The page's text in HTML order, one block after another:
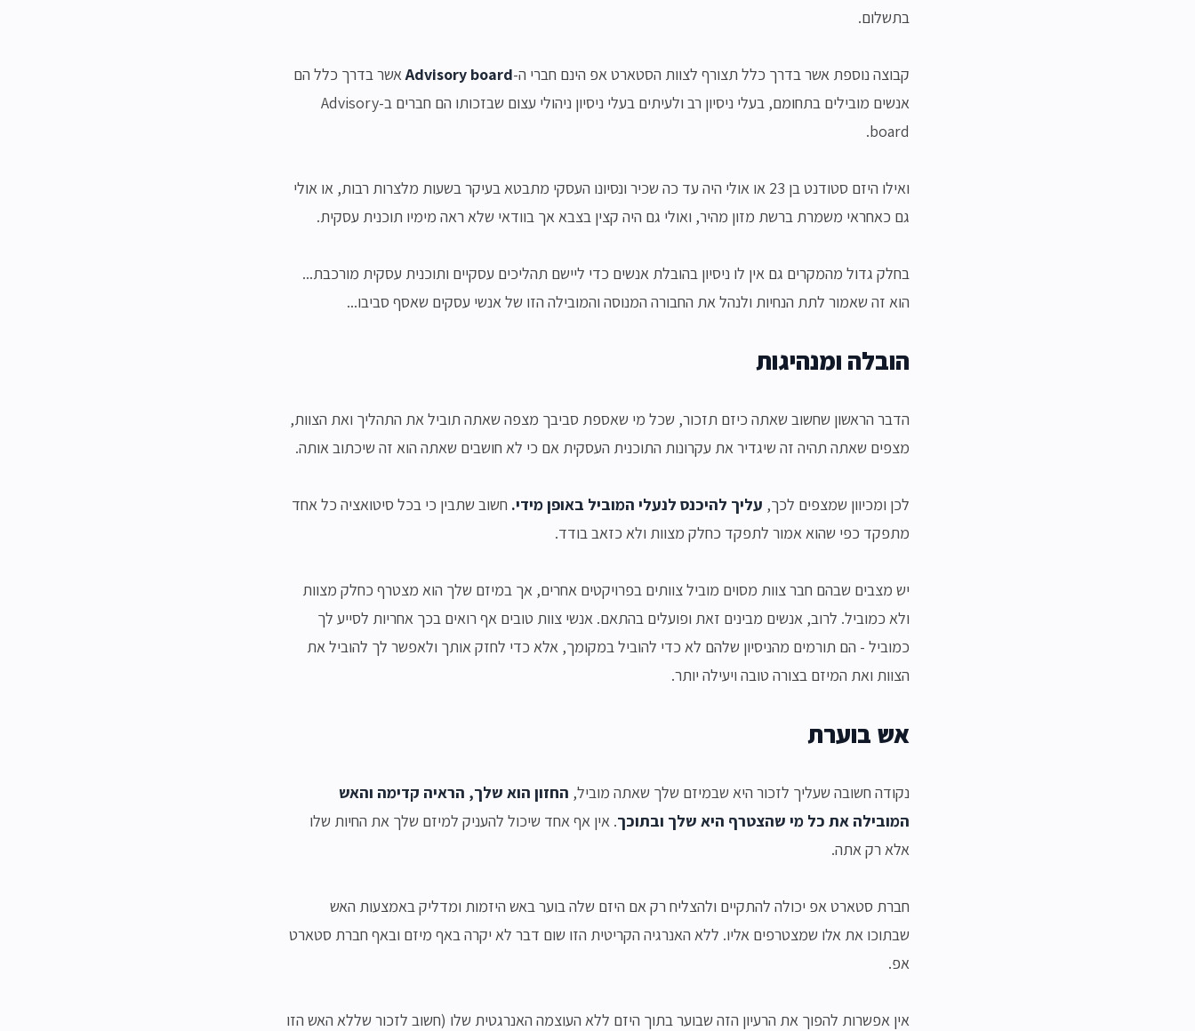
בתשלום.
קבוצה נוספת אשר בדרך כלל תצורף לצוות הסטארט אפ הינם חברי ה-Advisory board אשר בדרך כלל הם
אנשים מובילים בתחומם, בעלי ניסיון רב ולעיתים בעלי ניסיון ניהולי עצום שבזכותו הם חברים ב-Advisory
board.
ואילו היזם סטודנט בן 23 או אולי היה עד כה שכיר ונסיונו העסקי מתבטא בעיקר בשעות מלצרות רבות, או אולי
גם כאחראי משמרת ברשת מזון מהיר, ואולי גם היה קצין בצבא אך בוודאי שלא ראה מימיו תוכנית עסקית.
בחלק גדול מהמקרים גם אין לו ניסיון בהובלת אנשים כדי ליישם תהליכים עסקיים ותוכנית עסקית מורכבת...
הוא זה שאמור לתת הנחיות ולנהל את החבורה המנוסה והמובילה הזו של אנשי עסקים שאסף סביבו...
הובלה ומנהיגות
הדבר הראשון שחשוב שאתה כיזם תזכור, שכל מי שאספת סביבך מצפה שאתה תוביל את התהליך ואת הצוות,
מצפים שאתה תהיה זה שיגדיר את עקרונות התוכנית העסקית אם כי לא חושבים שאתה הוא זה שיכתוב אותה.
לכן ומכיוון שמצפים לכך, עליך להיכנס לנעלי המוביל באופן מידי. חשוב שתבין כי בכל סיטואציה כל אחד
מתפקד כפי שהוא אמור לתפקד כחלק מצוות ולא כזאב בודד.
יש מצבים שבהם חבר צוות מסוים מוביל צוותים בפרויקטים אחרים, אך במיזם שלך הוא מצטרף כחלק מצוות
ולא כמוביל. לרוב, אנשים מבינים זאת ופועלים בהתאם. אנשי צוות טובים אף רואים בכך אחריות לסייע לך
כמוביל - הם תורמים מהניסיון שלהם לא כדי להוביל במקומך, אלא כדי לחזק אותך ולאפשר לך להוביל את
הצוות ואת המיזם בצורה טובה ויעילה יותר.
אש בוערת
נקודה חשובה שעליך לזכור היא שבמיזם שלך שאתה מוביל, החזון הוא שלך, הראיה קדימה והאש
המובילה את כל מי שהצטרף היא שלך ובתוכך. אין אף אחד שיכול להעניק למיזם שלך את החיות שלו
אלא רק אתה.
חברת סטארט אפ יכולה להתקיים ולהצליח רק אם היזם שלה בוער באש היזמות ומדליק באמצעות האש
שבתוכו את אלו שמצטרפים אליו. ללא האנרגיה הקריטית הזו שום דבר לא יקרה באף מיזם ובאף חברת סטארט
אפ.
אין אפשרות להפוך את הרעיון הזה שבוער בתוך היזם ללא העוצמה האנרגטית שלו (חשוב לזכור שללא האש הזו